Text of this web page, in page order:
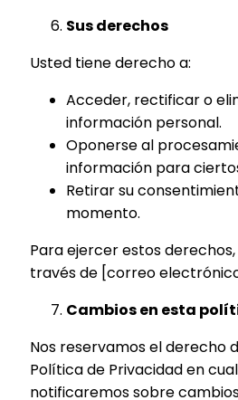
Sus derechos
Usted tiene derecho a:
Acceder, rectificar o
información personal.
Oponerse al
información para
Retirar su
momento.
Para ejercer estos
través de [correo
Cambios en esta
Nos reservamos el derecho
Política de Privacidad en
notificaremos sobre